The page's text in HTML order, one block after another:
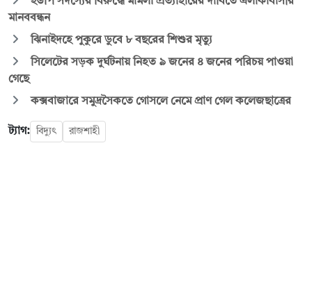
মানববন্ধন
ঝিনাইদহে পুকুরে ডুবে ৮ বছরের শিশুর মৃত্যু
সিলেটের সড়ক দুর্ঘটনায় নিহত ৯ জনের ৪ জনের পরিচয় পাওয়া
গেছে
কক্সবাজারে সমুদ্রসৈকতে গোসলে নেমে প্রাণ গেল কলেজছাত্রের
ট্যাগ: বিদ্যুৎ রাজশাহী